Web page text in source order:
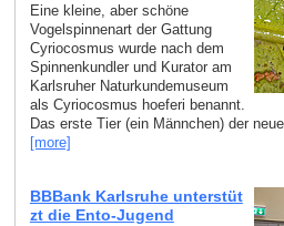
Eine kleine, aber schöne
Vogelspinnenart der Gattung
Cyriocosmus wurde nach dem
Spinnenkundler und Kurator am
Karlsruher Naturkundemuseum
als Cyriocosmus hoeferi benannt.
Das erste Tier (ein Männchen) der
[more]
BBBank Karlsruhe unterstüt
zt die Ento-Jugend